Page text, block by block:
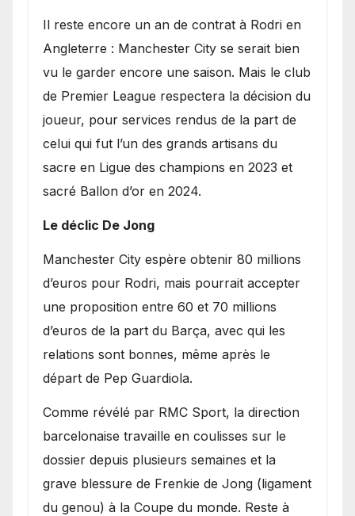
​Il reste encore un an de contrat à Rodri en
Angleterre : Manchester City se serait bien
vu le garder encore une saison. Mais le club
de Premier League respectera la décision du
joueur, pour services rendus de la part de
celui qui fut l’un des grands artisans du
sacre en Ligue des champions en 2023 et
sacré Ballon d’or en 2024.
Le déclic De Jong
​Manchester City espère obtenir 80 millions
d’euros pour Rodri, mais pourrait accepter
une proposition entre 60 et 70 millions
d’euros de la part du Barça, avec qui les
relations sont bonnes, même après le
départ de Pep Guardiola.
​Comme révélé par RMC Sport, la direction
barcelonaise travaille en coulisses sur le
dossier depuis plusieurs semaines et la
grave blessure de Frenkie de Jong (ligament
du genou) à la Coupe du monde. Reste à